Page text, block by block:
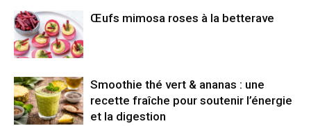
Œufs mimosa roses à la betterave
Smoothie thé vert & ananas : une
recette fraîche pour soutenir l’énergie
et la digestion